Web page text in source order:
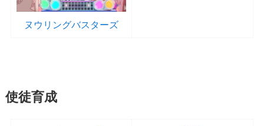
ヌウリングバスターズ
使徒育成